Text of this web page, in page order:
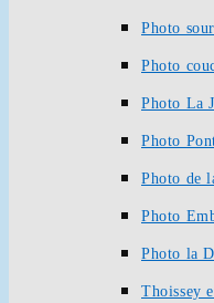
Photo
Photo
Photo La
Photo
Photo de
Photo
Photo la
Thoissey